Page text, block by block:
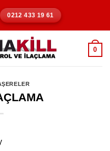
0212 433 19 61
0